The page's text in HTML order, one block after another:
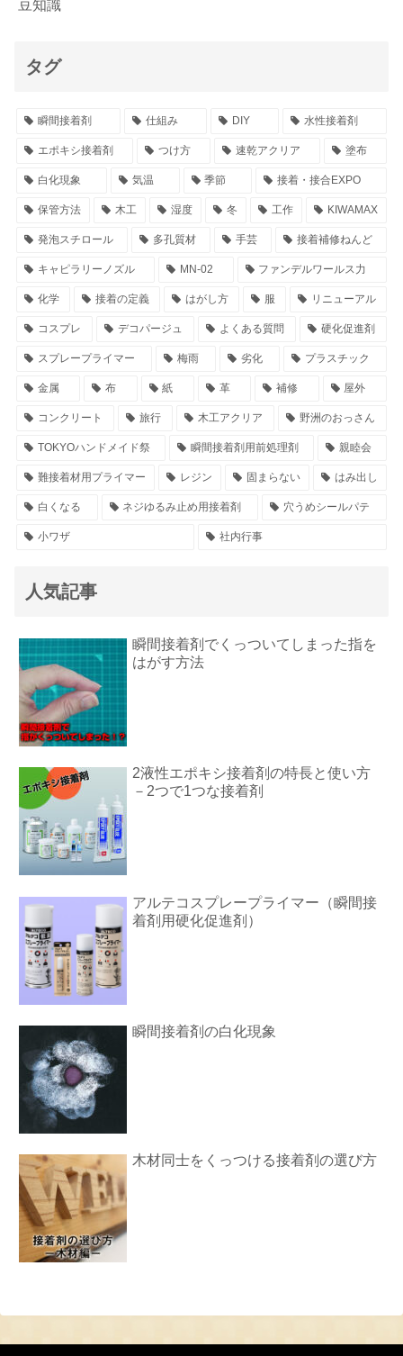
豆知識
タグ
瞬間接着剤 仕組み DIY 水性接着剤
エポキシ接着剤 つけ方 速乾アクリア 塗布
白化現象 気温 季節 接着・接合EXPO
保管方法 木工 湿度 冬 工作 KIWAMAX
発泡スチロール 多孔質材 手芸 接着補修ねんど
キャピラリーノズル MN-02 ファンデルワールス力
化学 接着の定義 はがし方 服 リニューアル
コスプレ デコパージュ よくある質問 硬化促進剤
スプレープライマー 梅雨 劣化 プラスチック
金属 布 紙 革 補修 屋外
コンクリート 旅行 木工アクリア 野洲のおっさん
TOKYOハンドメイド祭 瞬間接着剤用前処理剤 親睦会
難接着材用プライマー レジン 固まらない はみ出し
白くなる ネジゆるみ止め用接着剤 穴うめシールパテ
小ワザ 社内行事
人気記事
瞬間接着剤でくっついてしまった指を
はがす方法
2液性エポキシ接着剤の特長と使い方
－2つで1つな接着剤
アルテコスプレープライマー（瞬間接
着剤用硬化促進剤）
瞬間接着剤の白化現象
木材同士をくっつける接着剤の選び方